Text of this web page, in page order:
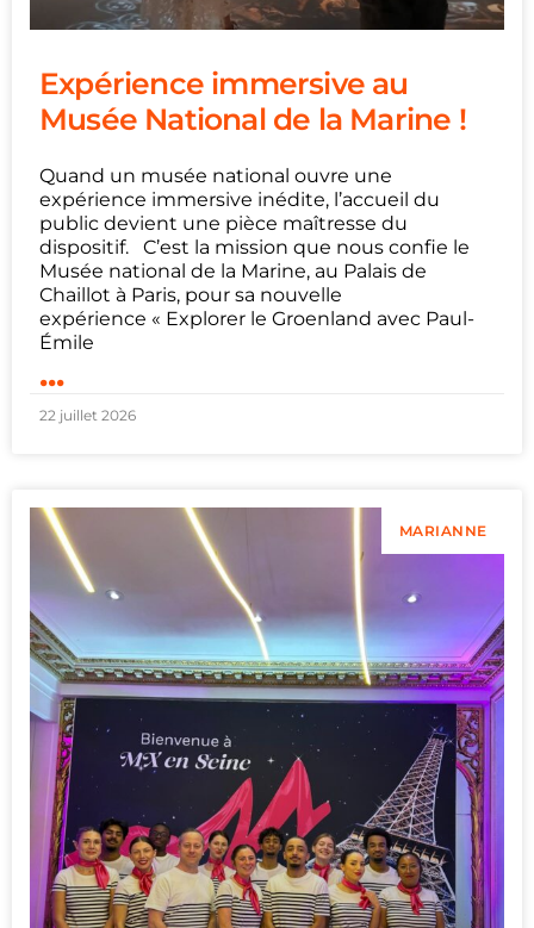
Expérience immersive au
Musée National de la Marine !
Quand un musée national ouvre une
expérience immersive inédite, l’accueil du
public devient une pièce maîtresse du
dispositif. C’est la mission que nous confie le
Musée national de la Marine, au Palais de
Chaillot à Paris, pour sa nouvelle
expérience « Explorer le Groenland avec Paul-
Émile
...
22 juillet 2026
MARIANNE